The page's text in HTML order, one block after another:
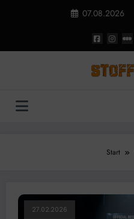
07.08.2026
Start
27.02.2026